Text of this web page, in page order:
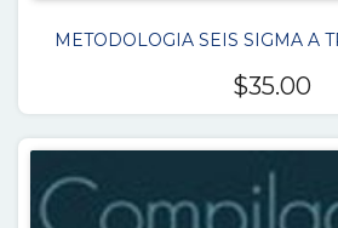
METODOLOGIA SEIS SIGMA A
$35.00